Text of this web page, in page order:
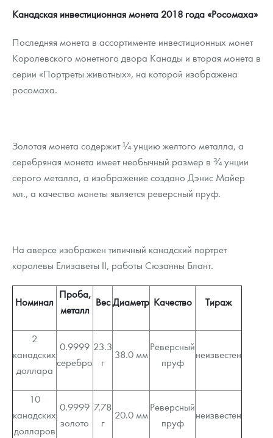
Наборы подарочных и коллекционных монет
Монеты и жетоны из недрагоценных металлов
Книги по нумизматике
Канадская инвестиционная монета 2018 года «Росомаха»
Последняя монета в ассортименте инвестиционных монет
Королевского монетного двора Канады и вторая монета в
серии «Портреты животных», на которой изображена
росомаха.
Золотая монета содержит ¼ унцию желтого металла, а
серебряная монета имеет необычный размер в ¾ унции
серого металла, а изображение создано Дэнис Майер
мл., а качество монеты является реверсный пруф.
На аверсе изображен типичный канадский портрет
королевы Елизаветы II, работы Сюзанны Блант.
Номинал
Проба,
металл
Вес Диаметр Качество Тираж
2
канадских
доллара
0.9999
серебро
23.3
г
38.0 мм
Реверсный
пруф
неизвестен
10
канадских
долларов
0.9999
золото
7.78
г
20.0 мм
Реверсный
пруф
неизвестен